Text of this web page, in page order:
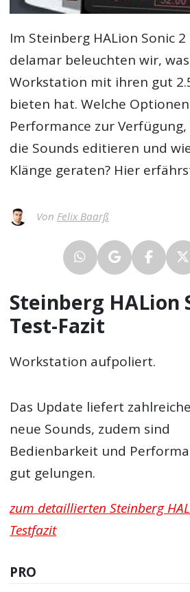
Im Steinberg HALion Sonic
delamar beleuchten wir,
Workstation mit ihren gut
bieten hat. Welche
Performance zur Verfügung,
die Sounds editieren und
Klänge geraten? Hier
Von Felix Baarß
Steinberg HALion
Test-Fazit
Workstation aufpoliert.
Das Update liefert zahlreiche
neue Sounds, zudem sind
Bedienbarkeit und
gut gelungen.
zum detaillierten Steinberg
Testfazit
PRO